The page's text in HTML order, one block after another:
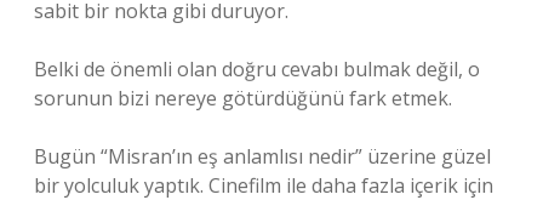
sabit bir nokta gibi duruyor.
Belki de önemli olan doğru cevabı bulmak değil, o
sorunun bizi nereye götürdüğünü fark etmek.
Bugün “Misran’ın eş anlamlısı nedir” üzerine güzel
bir yolculuk yaptık. Cinefilm ile daha fazla içerik için